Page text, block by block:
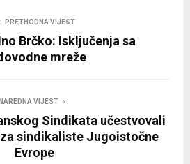
PRETHODNA VIJEST
Brčko: Isključenja sa
mreže
NAREDNA VIJEST
Sindikata učestvovali
sindikaliste Jugoistočne
Evrope